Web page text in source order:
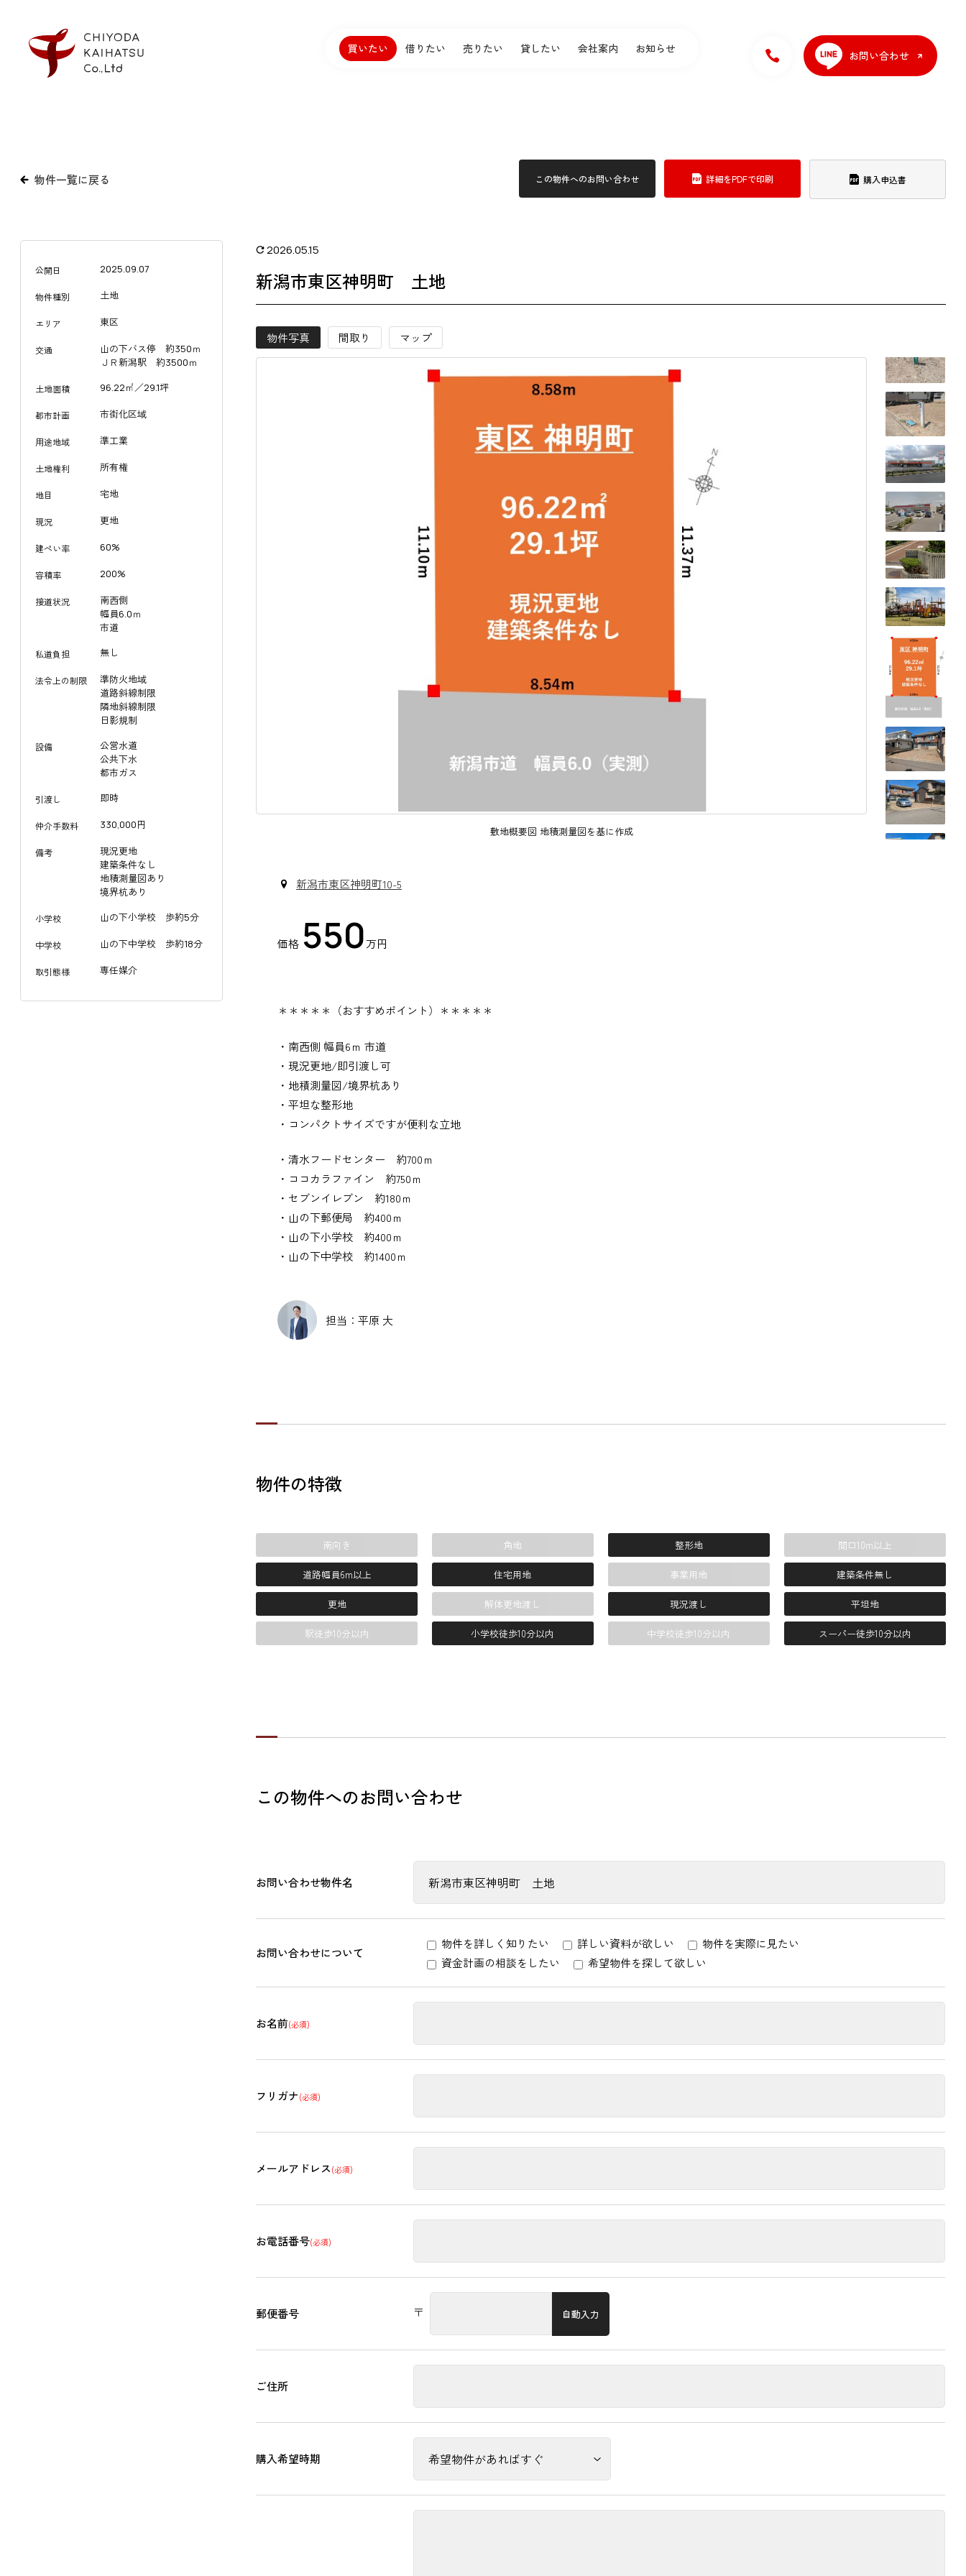
買いたい 借りたい 売りたい 貸したい 会社案内 お知らせ お問い合わせ
物件一覧に戻る この物件へのお問い合わせ 詳細をPDFで印刷 購入申込書
2026.05.15
新潟市東区神明町 土地
物件写真 間取り マップ
敷地概要図 地積測量図を基に作成
新潟市東区神明町10-5
価格 550万円
＊＊＊＊＊（おすすめポイント）＊＊＊＊＊
・南西側 幅員6ｍ 市道
・現況更地/即引渡し可
・地積測量図/境界杭あり
・平坦な整形地
・コンパクトサイズですが便利な立地
・清水フードセンター 約700ｍ
・ココカラファイン 約750ｍ
・セブンイレブン 約180ｍ
・山の下郵便局 約400ｍ
・山の下小学校 約400ｍ
・山の下中学校 約1400ｍ
担当：平原 大
物件の特徴
南向き 角地 整形地 間口10m以上
道路幅員6m以上 住宅用地 事業用地 建築条件無し
更地 解体更地渡し 現況渡し 平坦地
駅徒歩10分以内 小学校徒歩10分以内 中学校徒歩10分以内 スーパー徒歩10分以内
この物件へのお問い合わせ
お問い合わせ物件名
お問い合わせについて
物件を詳しく知りたい 詳しい資料が欲しい
物件を実際に見たい
資金計画の相談をしたい
希望物件を探して欲しい
お名前(必須)
フリガナ(必須)
メールアドレス(必須)
お電話番号(必須)
郵便番号 〒 自動入力
ご住所
購入希望時期
公開日 2025.09.07
物件種別 土地
エリア 東区
交通
山の下バス停 約350ｍ
ＪＲ新潟駅 約3500ｍ
土地面積 96.22㎡／29.1坪
都市計画 市街化区域
用途地域 準工業
土地権利 所有権
地目 宅地
現況 更地
建ぺい率 60%
容積率 200%
接道状況
南西側
幅員6.0ｍ
市道
私道負担 無し
法令上の制限
準防火地域
道路斜線制限
隣地斜線制限
日影規制
設備
公営水道
公共下水
都市ガス
引渡し 即時
仲介手数料 330,000円
備考
現況更地
建築条件なし
地積測量図あり
境界杭あり
小学校 山の下小学校 歩約5分
中学校 山の下中学校 歩約18分
取引態様 専任媒介